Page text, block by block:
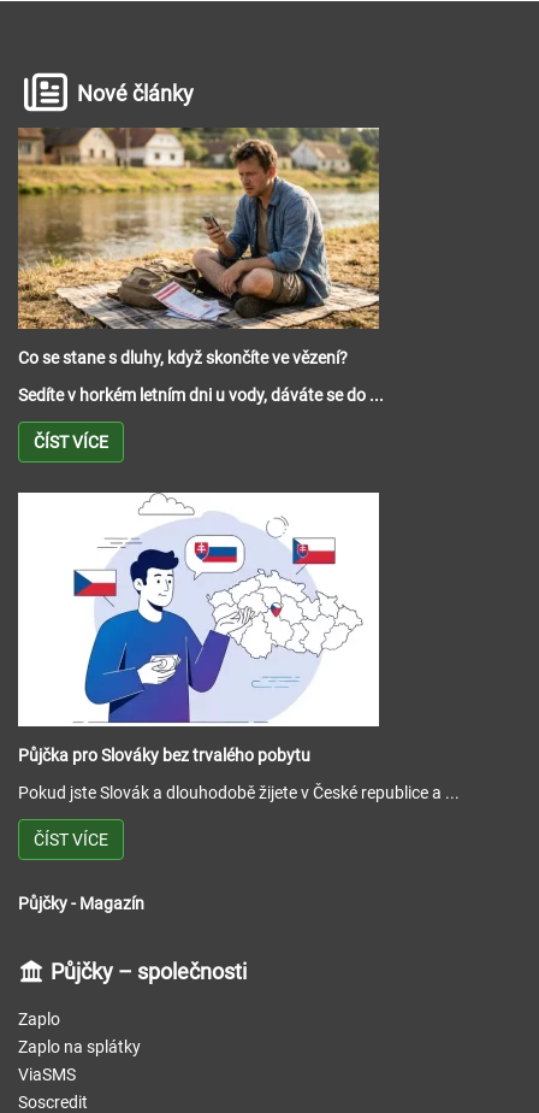
Nové články
Co se stane s dluhy, když skončíte ve vězení?
Sedíte v horkém letním dni u vody, dáváte se do ...
ČÍST VÍCE
Půjčka pro Slováky bez trvalého pobytu
Pokud jste Slovák a dlouhodobě žijete v České republice a ...
ČÍST VÍCE
Půjčky - Magazín
Půjčky – společnosti
Zaplo
Zaplo na splátky
ViaSMS
Soscredit